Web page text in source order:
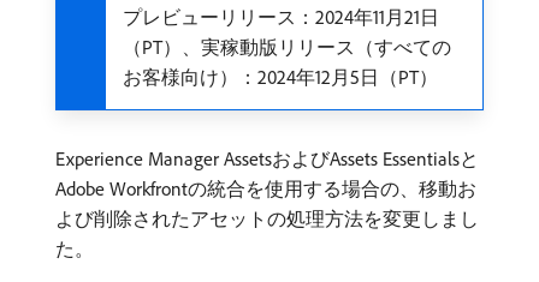
プレビューリリース：2024年11月21日
（PT）、実稼動版リリース（すべての
お客様向け）：2024年12月5日（PT）
Experience Manager AssetsおよびAssets Essentialsと
Adobe Workfrontの統合を使用する場合の、移動お
よび削除されたアセットの処理方法を変更しまし
た。